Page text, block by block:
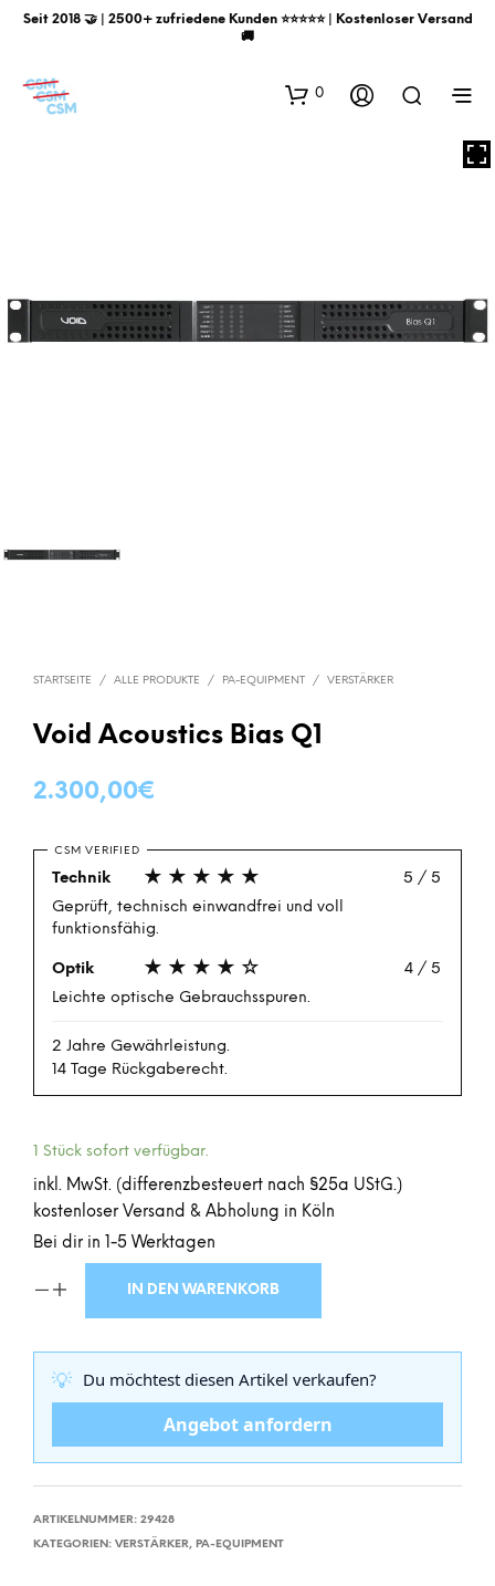
Seit 2018 🤝 | 2500+ zufriedene Kunden ⭐️⭐️⭐️⭐️⭐️ | Kostenloser Versand
🚚
0
STARTSEITE / ALLE PRODUKTE / PA-EQUIPMENT / VERSTÄRKER
Void Acoustics Bias Q1
2.300,00€
CSM VERIFIED
Technik ★★★★★
5 / 5
Geprüft, technisch einwandfrei und voll
funktionsfähig.
Optik ★★★★☆
4 / 5
Leichte optische Gebrauchsspuren.
2 Jahre Gewährleistung.
14 Tage Rückgaberecht.
1 Stück sofort verfügbar.
inkl. MwSt. (differenzbesteuert nach §25a UStG.)
kostenloser Versand & Abholung in Köln
Bei dir in 1-5 Werktagen
IN DEN WARENKORB
💡 Du möchtest diesen Artikel verkaufen?
Angebot anfordern
ARTIKELNUMMER: 29428
KATEGORIEN: VERSTÄRKER, PA-EQUIPMENT